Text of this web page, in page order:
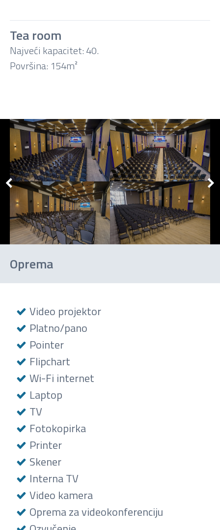
Tea room
Najveći kapacitet: 40.
Površina: 154m²
Oprema
Video projektor
Platno/pano
Pointer
Flipchart
Wi-Fi internet
Laptop
TV
Fotokopirka
Printer
Skener
Interna TV
Video kamera
Oprema za videokonferenciju